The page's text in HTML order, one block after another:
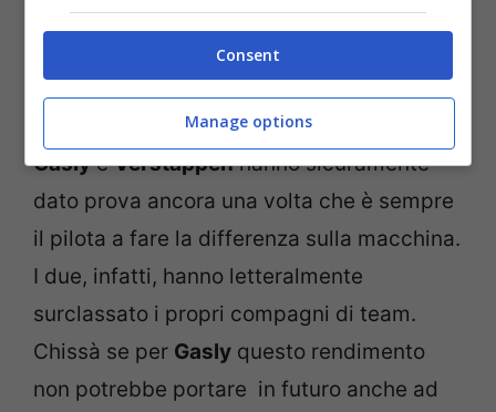
GaslyeVerstappenhanno sicuramente
dato prova ancora una volta che è sempre
il pilota a fare la differenza sulla macchina.
I due, infatti, hanno letteralmente
surclassato i propri compagni di team.
Chissà se per Gasly questo rendimento
non potrebbe portare in futuro anche ad
Consent
Manage options